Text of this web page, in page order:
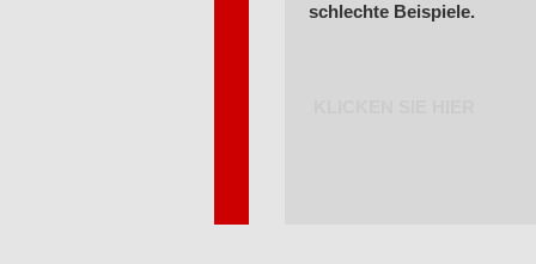
schlechte Beispiele.